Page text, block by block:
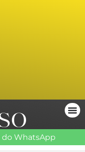
WhatsApp